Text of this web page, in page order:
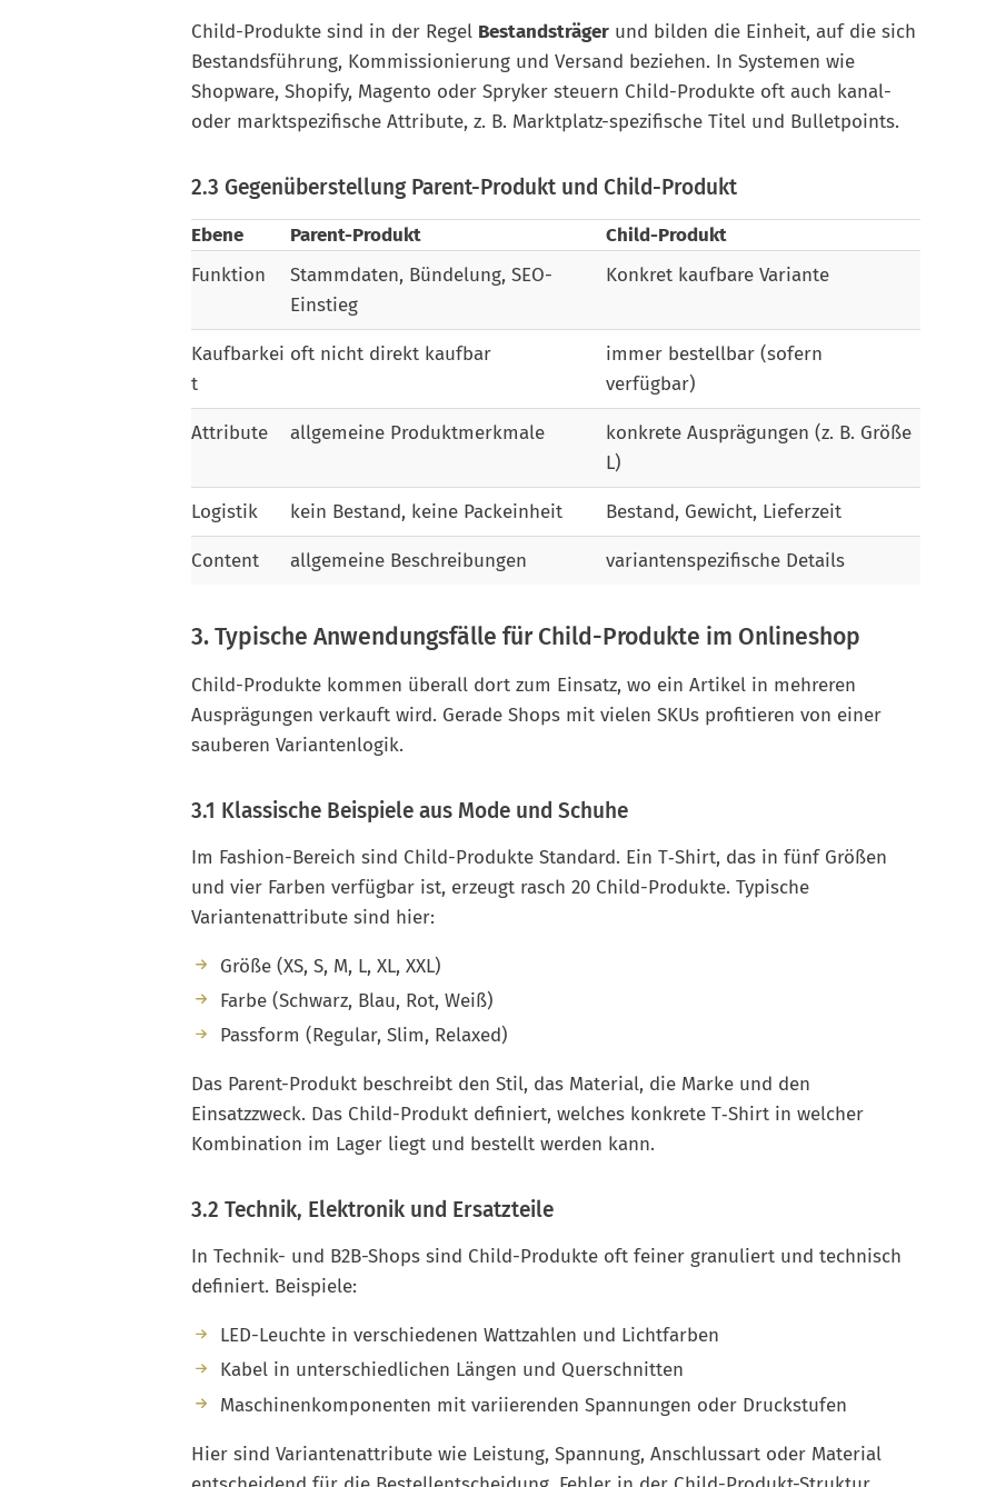
Child-Produkte sind in der Regel Bestandsträger und bilden die Einheit, auf die sich
Bestandsführung, Kommissionierung und Versand beziehen. In Systemen wie
Shopware, Shopify, Magento oder Spryker steuern Child-Produkte oft auch kanal-
oder markt­spezifische Attribute, z. B. Marktplatz-spezifische Titel und Bulletpoints.
2.3 Gegenüberstellung Parent-Produkt und Child-Produkt
Ebene Parent-Produkt
Child-Produkt
Funktion
Stammdaten, Bündelung, SEO-
Einstieg
Konkret kaufbare Variante
Kaufbarkei
t
oft nicht direkt kaufbar
immer bestellbar (sofern
verfügbar)
Attribute allgemeine Produktmerkmale
konkrete Ausprägungen (z. B. Größe
L)
Logistik kein Bestand, keine Packeinheit Bestand, Gewicht, Lieferzeit
Content allgemeine Beschreibungen variantenspezifische Details
3. Typische Anwendungsfälle für Child-Produkte im Onlineshop
Child-Produkte kommen überall dort zum Einsatz, wo ein Artikel in mehreren
Ausprägungen verkauft wird. Gerade Shops mit vielen SKUs profitieren von einer
sauberen Variantenlogik.
3.1 Klassische Beispiele aus Mode und Schuhe
Im Fashion-Bereich sind Child-Produkte Standard. Ein T‑Shirt, das in fünf Größen
und vier Farben verfügbar ist, erzeugt rasch 20 Child-Produkte. Typische
Variantenattribute sind hier:
Größe (XS, S, M, L, XL, XXL)
Farbe (Schwarz, Blau, Rot, Weiß)
Passform (Regular, Slim, Relaxed)
Das Parent-Produkt beschreibt den Stil, das Material, die Marke und den
Einsatzzweck. Das Child-Produkt definiert, welches konkrete T‑Shirt in welcher
Kombination im Lager liegt und bestellt werden kann.
3.2 Technik, Elektronik und Ersatzteile
In Technik- und B2B-Shops sind Child-Produkte oft feiner granuliert und technisch
definiert. Beispiele:
LED-Leuchte in verschiedenen Wattzahlen und Lichtfarben
Kabel in unterschiedlichen Längen und Querschnitten
Maschinenkomponenten mit variierenden Spannungen oder Druckstufen
Hier sind Variantenattribute wie Leistung, Spannung, Anschlussart oder Material